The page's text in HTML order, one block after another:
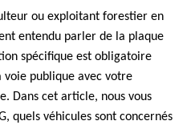
ou exploitant forestier en
entendu parler de la plaque
spécifique est obligatoire
publique avec votre
Dans cet article, nous vous
quels véhicules sont concernés